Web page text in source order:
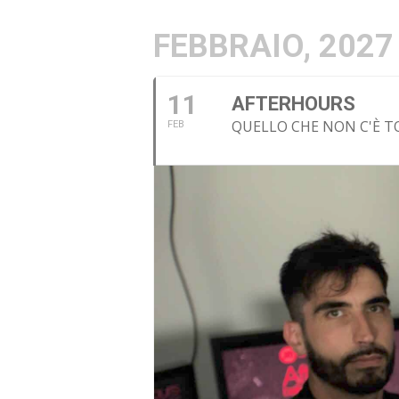
FEBBRAIO, 2027
11
FEB
AFTERHOURS
QUELLO CHE NON C'È